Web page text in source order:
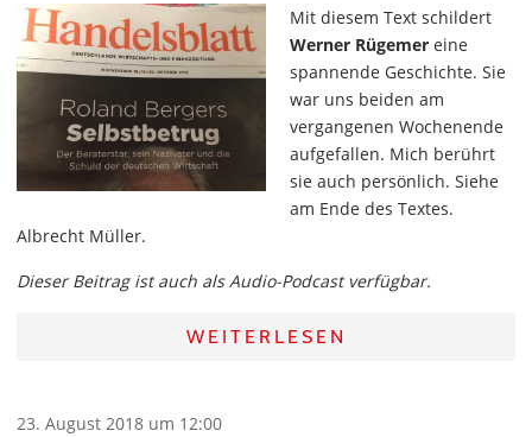
Mit diesem Text schildert
Werner Rügemer eine
spannende Geschichte. Sie
war uns beiden am
vergangenen Wochenende
aufgefallen. Mich berührt
sie auch persönlich. Siehe
am Ende des Textes.
Albrecht Müller.
Dieser Beitrag ist auch als Audio-Podcast verfügbar.
WEITERLESEN
23. August 2018 um 12:00